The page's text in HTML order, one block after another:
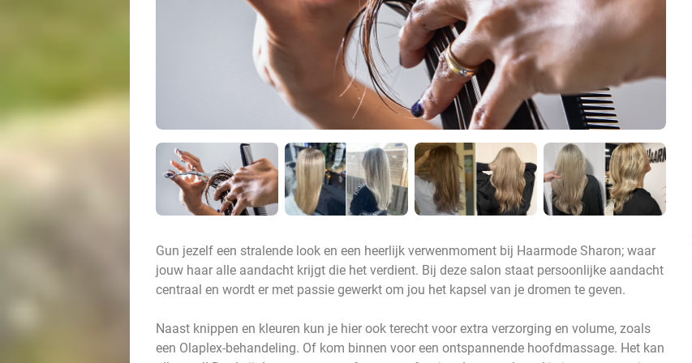
Gun jezelf een stralende look en een heerlijk verwenmoment bij Haarmode Sharon; waar
jouw haar alle aandacht krijgt die het verdient. Bij deze salon staat persoonlijke aandacht
centraal en wordt er met passie gewerkt om jou het kapsel van je dromen te geven.
Naast knippen en kleuren kun je hier ook terecht voor extra verzorging en volume, zoals
een Olaplex-behandeling. Of kom binnen voor een ontspannende hoofdmassage. Het kan